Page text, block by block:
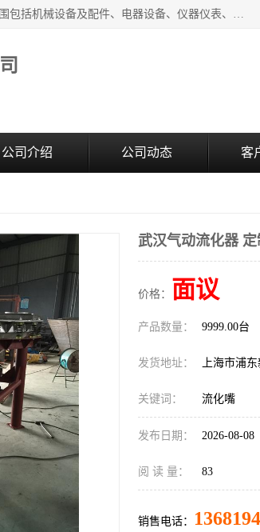
上海拜肯机械设备有限公司成立于2008年，注册地位于上海市浦东新区。经营范围包括机械设备及配件、电器设备、仪器仪表、化工原料及产品、软件及辅助设备，机械设备及配件的制造、加工等；主要产品有：气力输送，小袋倒袋站，吨袋倒袋站，倒桶机，集装箱卸料系统，Z型斗式输送机，螺旋输送机，管链输送机，真空上料机，流化器，配混料系统，软管等。
公司介绍 公司动态 客
武汉气动流化器
价格： 面议
产品数量： 9999.00台
发货地址： 上海市浦
关键词： 流化嘴
发布日期： 2026-08-08
阅 读 量： 83
销售电话：